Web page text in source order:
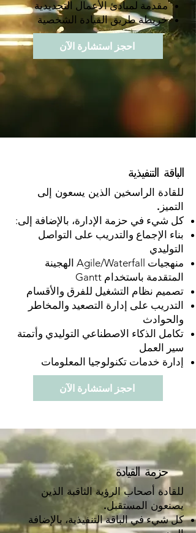
مقدمة لمبادئ الأعمال التجديدية
خريطة طريق القيادة الشخصية
احجز استشارة الآن
الباقة التنفيذية
للقادة الراسخين الذين يسعون إلى
التميز.
كل شيء في حزمة الإدارة، بالإضافة إلى:
بناء الإجماع والتدريب على التواصل
التوليدي
منهجيات Agile/Waterfall الهجينة
المتقدمة باستخدام Gantt
تصميم نظام التشغيل للفرق والأقسام
التدريب على إدارة التصعيد والمخاطر
والحوادث
تكامل الذكاء الاصطناعي التوليدي وأتمتة
سير العمل
إدارة خدمات تكنولوجيا المعلومات
احجز استشارة الآن
حزمة القيادة
للقادة أصحاب الرؤية الثاقبة الذين
يصنعون المستقبل.
كل شيء في الباقة التنفيذية، بالإضافة